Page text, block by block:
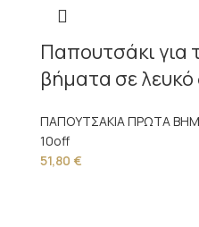
Παπουτσάκι για
βήματα σε λευκό
ΠΑΠΟΥΤΣΑΚΙΑ ΠΡΩΤΑ
10off
51,80 €